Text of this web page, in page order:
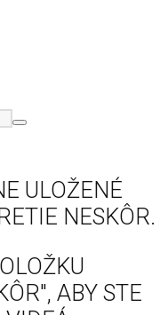
ULOŽENÉ
NESKÔR.
ABY STE